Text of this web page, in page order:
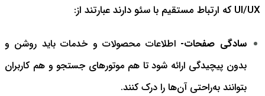
UI/UX که ارتباط مستقیم با سئو دارند عبارتند از:
سادگی صفحات- اطلاعات محصولات و خدمات باید روشن و
بدون پیچیدگی ارائه شود تا هم موتورهای جستجو و هم کاربران
بتوانند به‌راحتی آن‌ها را درک کنند.